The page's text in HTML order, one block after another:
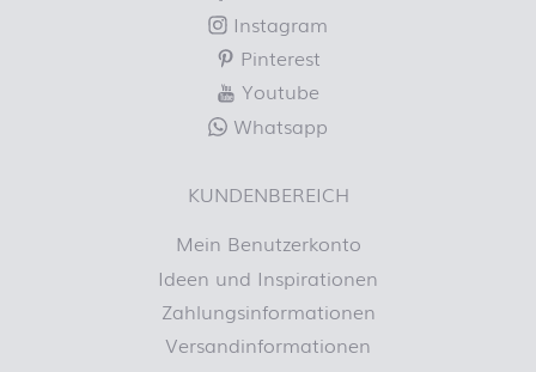
Instagram
Pinterest
Youtube
Whatsapp
KUNDENBEREICH
Mein Benutzerkonto
Ideen und Inspirationen
Zahlungsinformationen
Versandinformationen